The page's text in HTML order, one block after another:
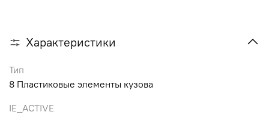
Характеристики
Тип
8 Пластиковые элементы кузова
IE_ACTIVE